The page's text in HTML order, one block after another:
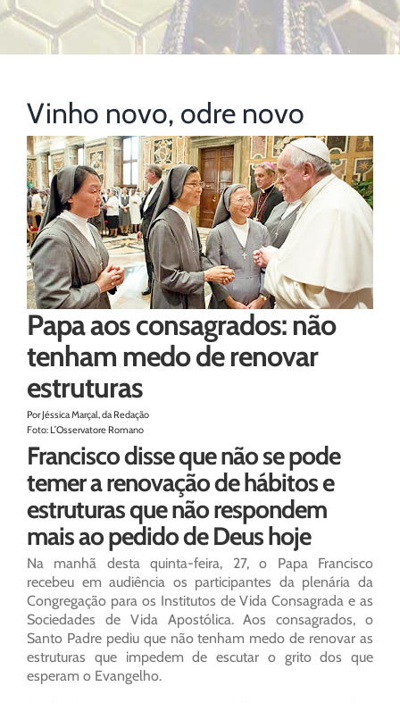
Vinho novo, odre novo
Papa aos consagrados: não
tenham medo de renovar
estruturas
Por Jéssica Marçal, da Redação
Foto: L’Osservatore Romano
Francisco disse que não se pode
temer a renovação de hábitos e
estruturas que não respondem
mais ao pedido de Deus hoje
Na manhã desta quinta-feira, 27, o Papa Francisco
recebeu em audiência os participantes da plenária da
Congregação para os Institutos de Vida Consagrada e as
Sociedades de Vida Apostólica. Aos consagrados, o
Santo Padre pediu que não tenham medo de renovar as
estruturas que impedem de escutar o grito dos que
esperam o Evangelho.